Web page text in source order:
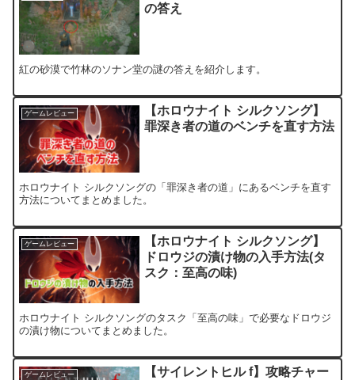
の答え
紅の砂漠で竹林のソナン堂の謎の答えを紹介します。
ゲームレビュー
【ホロウナイト シルクソング】
罪深き者の道のベンチを直す方法
ホロウナイト シルクソングの「罪深き者の道」にあるベンチを直す
方法についてまとめました。
ゲームレビュー
【ホロウナイト シルクソング】
ドロウジの漬け物の入手方法(タ
スク：至高の味)
ホロウナイト シルクソングのタスク「至高の味」で必要なドロウジ
の漬け物についてまとめました。
ゲームレビュー
【サイレントヒル f】攻略チャー